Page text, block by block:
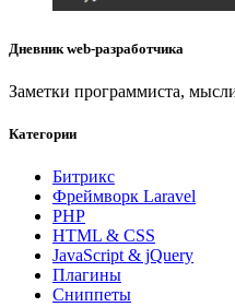
Дневник web-разработчика
Заметки программиста,
Категории
Битрикс
Фреймворк Laravel
PHP
HTML & CSS
JavaScript & jQuery
Плагины
Сниппеты